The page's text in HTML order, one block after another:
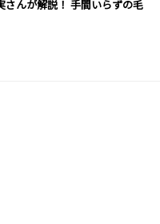
さんが解説！ 手間いらずの毛